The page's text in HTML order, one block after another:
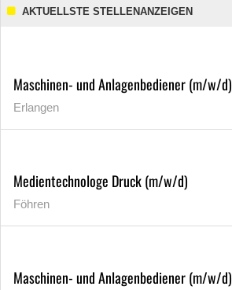
AKTUELLSTE STELLENANZEIGEN
Maschinen- und Anlagenbediener (m/w/d)
Erlangen
Medientechnologe Druck (m/w/d)
Föhren
Maschinen- und Anlagenbediener (m/w/d)